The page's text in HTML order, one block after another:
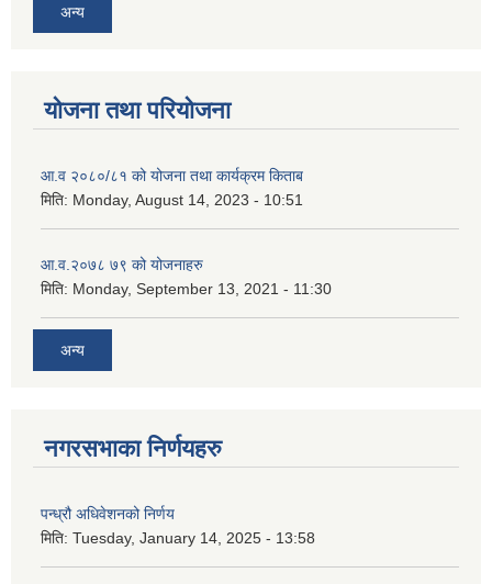
अन्य
योजना तथा परियोजना
आ.व २०८०/८१ को योजना तथा कार्यक्रम किताब
मिति: Monday, August 14, 2023 - 10:51
आ.व.२०७८ ७९ को योजनाहरु
मिति: Monday, September 13, 2021 - 11:30
अन्य
नगरसभाका निर्णयहरु
पन्ध्रौ अधिवेशनको निर्णय
मिति: Tuesday, January 14, 2025 - 13:58